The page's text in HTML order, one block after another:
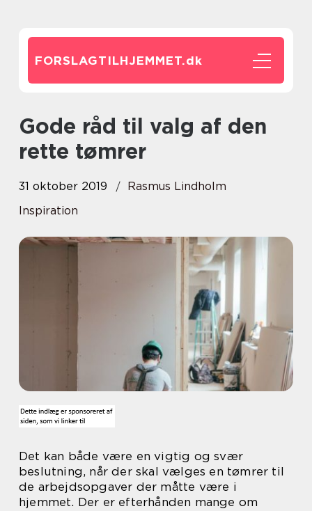
FORSLAGTILHJEMMET.dk
Gode råd til valg af den
rette tømrer
31 oktober 2019
Rasmus Lindholm
Inspiration
Det kan både være en vigtig og svær
beslutning, når der skal vælges en tømrer til
de arbejdsopgaver der måtte være i
hjemmet. Der er efterhånden mange om